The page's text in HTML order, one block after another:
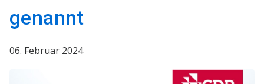
genannt
06. Februar 2024